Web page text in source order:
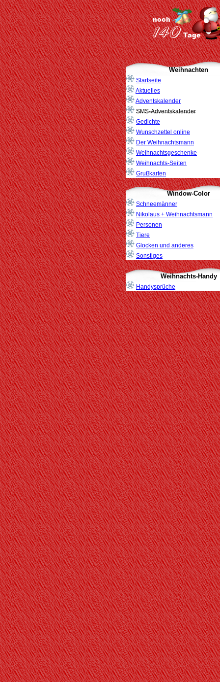
Weihnachten
Startseite
Aktuelles
Adventskalender
SMS-Adventskalender
Gedichte
Wunschzettel online
Der Weihnachtsmann
Weihnachtsgeschenke
Weihnachts-Seiten
Grußkarten
Window-Color
Schneemänner
Nikolaus + Weihnachtsmann
Personen
Tiere
Glocken und anderes
Sonstiges
Weihnachts-Handy
Handysprüche